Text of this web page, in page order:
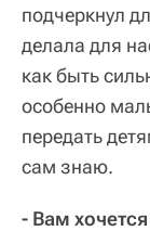
подчеркнул
делала для
как быть
особенно
передать
сам знаю.
- Вам